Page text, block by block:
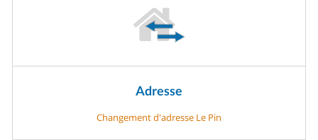
Adresse
Changement d'adresse Le Pin